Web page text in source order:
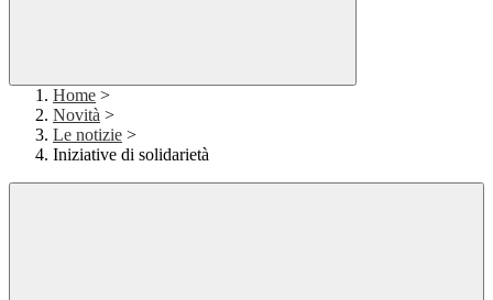
Home >
Novità >
Le notizie >
Iniziative di solidarietà